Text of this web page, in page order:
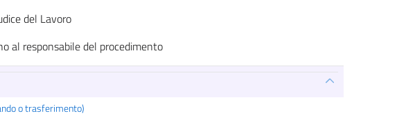
del Lavoro
al responsabile del procedimento
o trasferimento)